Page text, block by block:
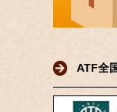
ATF全